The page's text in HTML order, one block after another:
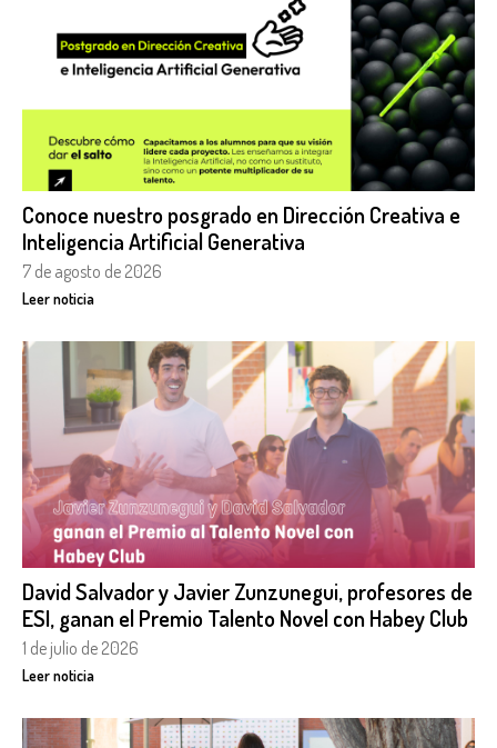
Conoce nuestro posgrado en Dirección Creativa e
Inteligencia Artificial Generativa
7 de agosto de 2026
Leer noticia
David Salvador y Javier Zunzunegui, profesores de
ESI, ganan el Premio Talento Novel con Habey Club
1 de julio de 2026
Leer noticia